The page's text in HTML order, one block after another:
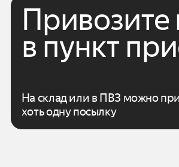
Привозите
в пункт
На склад или в ПВЗ можно
хоть одну посылку